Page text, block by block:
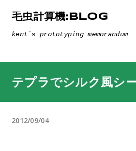
スキップしてメイン コンテ
毛虫計算機:BLOG
kent`s prototyping memorandum
テプラでシルク風シ
2012/09/04